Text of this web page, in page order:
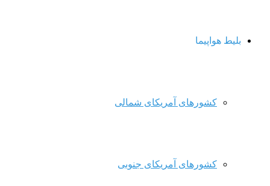
بلیط هواپیما
کشورهای آمریکای شمالی
کشورهای آمریکای جنوبی